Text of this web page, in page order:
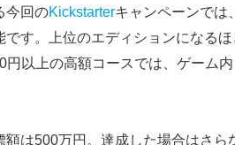
今回のKickstarterキャンペーンでは
です。上位のエディションになる
円以上の高額コースでは、ゲーム
額は500万円。達成した場合はさ